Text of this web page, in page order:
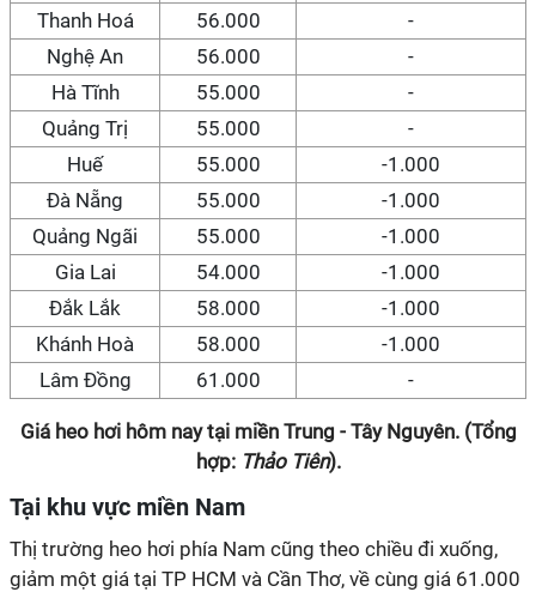
Thanh Hoá
56.000
-
Nghệ An
56.000
-
Hà Tĩnh
55.000
-
Quảng Trị
55.000
-
Huế
55.000
-1.000
Đà Nẵng
55.000
-1.000
Quảng Ngãi
55.000
-1.000
Gia Lai
54.000
-1.000
Đắk Lắk
58.000
-1.000
Khánh Hoà
58.000
-1.000
Lâm Đồng
61.000 -
Giá heo hơi hôm nay tại miền Trung - Tây Nguyên. (Tổng
hợp: Thảo Tiên).
Tại khu vực miền Nam
Thị trường heo hơi phía Nam cũng theo chiều đi xuống,
giảm một giá tại TP HCM và Cần Thơ, về cùng giá 61.000